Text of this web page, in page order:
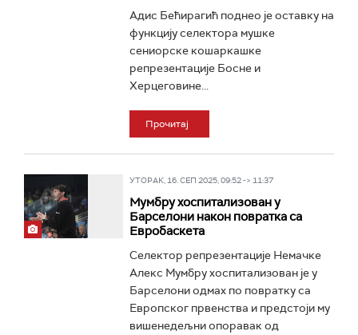
Адис Бећирагић поднео је оставку на
функцију селектора мушке
сениорске кошаркашке
репрезентације Босне и
Херцеговине...
Прочитај
УТОРАК, 16. СЕП 2025, 09:52 -> 11:37
Мумбру хоспитализован у
Барселони након повратка са
Евробаскета
Селектор репрезентације Немачке
Алекс Мумбру хоспитализован је у
Барселони одмах по повратку са
Европског првенства и предстоји му
вишенедељни опоравак од